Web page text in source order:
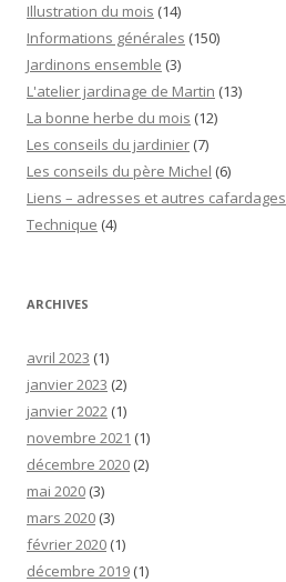
Illustration du mois (14)
Informations générales (150)
Jardinons ensemble (3)
L'atelier jardinage de Martin (13)
La bonne herbe du mois (12)
Les conseils du jardinier (7)
Les conseils du père Michel (6)
Liens – adresses et autres cafardages
Technique (4)
ARCHIVES
avril 2023 (1)
janvier 2023 (2)
janvier 2022 (1)
novembre 2021 (1)
décembre 2020 (2)
mai 2020 (3)
mars 2020 (3)
février 2020 (1)
décembre 2019 (1)